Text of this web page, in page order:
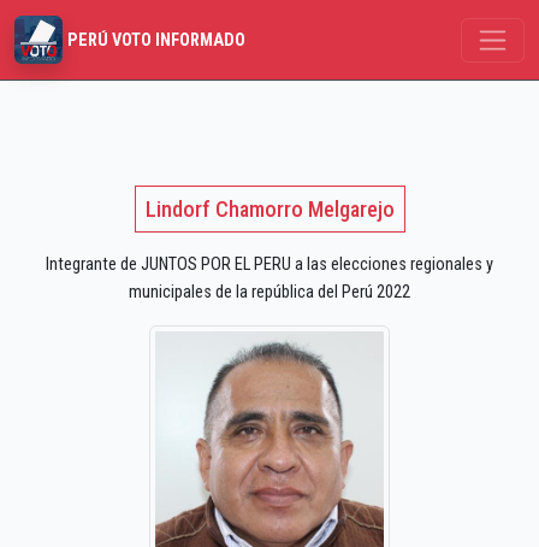
PERÚ VOTO INFORMADO
Lindorf Chamorro Melgarejo
Integrante de JUNTOS POR EL PERU a las elecciones regionales y
municipales de la república del Perú 2022